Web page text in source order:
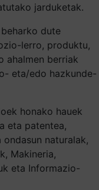
jarduketak.
dute
lerro, produktu,
ahalmen berriak
eta/edo hazkunde-
honako hauek
eta patentea,
naturalak,
Makineria,
eta Informazio-